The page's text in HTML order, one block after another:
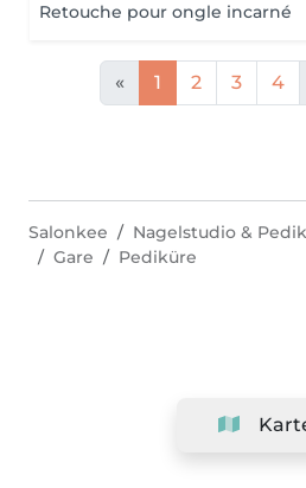
Retouche pour ongle incarné
« 1 2 3 4
Salonkee Nagelstudio &
Gare
Pediküre